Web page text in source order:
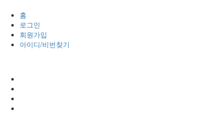
홈
로그인
회원가입
아이디/비번찾기